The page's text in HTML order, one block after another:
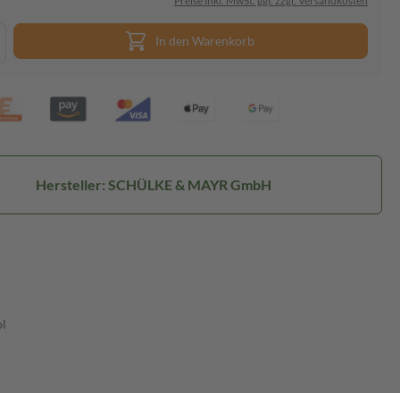
In den Warenkorb
Hersteller: SCHÜLKE & MAYR GmbH